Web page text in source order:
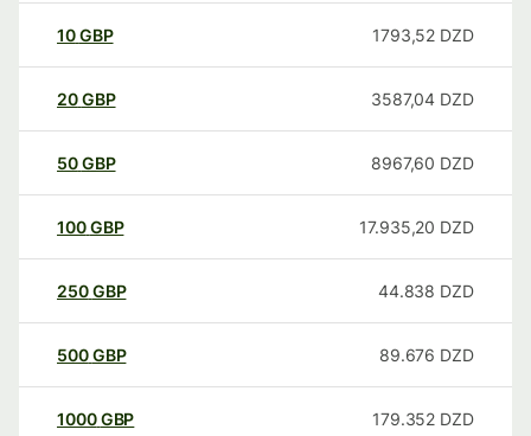
10GBP 1793,52 DZD
20GBP 3587,04 DZD
50GBP 8967,60 DZD
100GBP 17.935,20 DZD
250GBP 44.838 DZD
500GBP 89.676 DZD
1000GBP 179.352 DZD